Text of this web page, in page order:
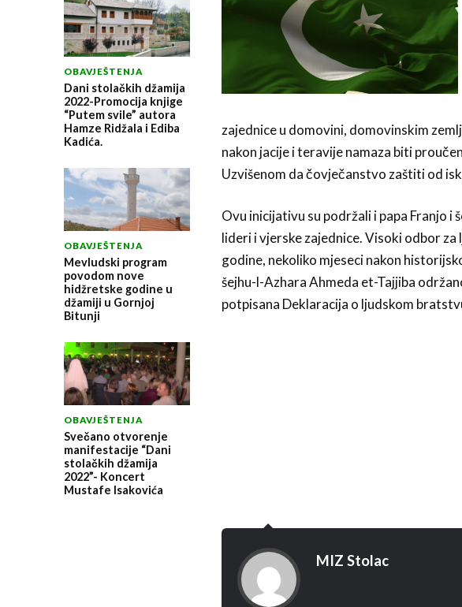
OBAVJEŠTENJA
Dani stolačkih džamija
2022-Promocija knjige
“Putem svile” autora
Hamze Ridžala i Ediba
Kadića.
OBAVJEŠTENJA
Mevludski program
povodom nove
hidžretske godine u
džamiji u Gornjoj
Bitunji
OBAVJEŠTENJA
Svečano otvorenje
manifestacije “Dani
stolačkih džamija
2022”- Koncert
Mustafe Isakovića
zajednice u domovini, domovinskim
nakon jacije i teravije namaza biti
Uzvišenom da čovječanstvo zaštiti od
Ovu inicijativu su podržali i papa Franjo
lideri i vjerske zajednice. Visoki odbor
godine, nekoliko mjeseci nakon
šejhu-l-Azhara Ahmeda et-Tajjiba
potpisana Deklaracija o ljudskom
MIZ Stolac